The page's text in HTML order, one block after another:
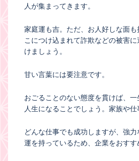
人が集まってきます。
家庭運も吉。ただ、お人好しな面
こにつけ込まれて詐欺などの被害
けましょう。
甘い言葉には要注意です。
おごることのない態度を貫けば、
人生になることでしょう。家族や仕
どんな仕事でも成功しますが、強
運を持っているため、企業をおすす